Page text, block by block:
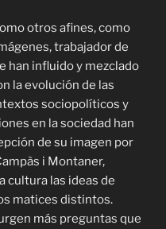
otros afines, como
trabajador de
han influido y mezclado
la evolución de las
sociopolíticos y
en la sociedad han
de su imagen por
i Montaner,
cultura las ideas de
matices distintos.
más preguntas que